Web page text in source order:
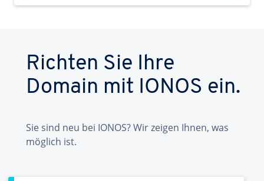
Richten Sie Ihre
Domain mit IONOS ein.
Sie sind neu bei IONOS? Wir zeigen Ihnen, was
möglich ist.